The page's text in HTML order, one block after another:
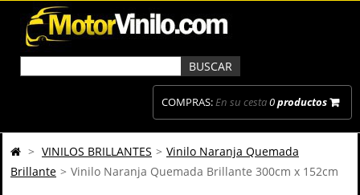
COMPRAS:En su cesta0productos
> VINILOS BRILLANTES > Vinilo Naranja Quemada
Brillante > Vinilo Naranja Quemada Brillante 300cm x 152cm